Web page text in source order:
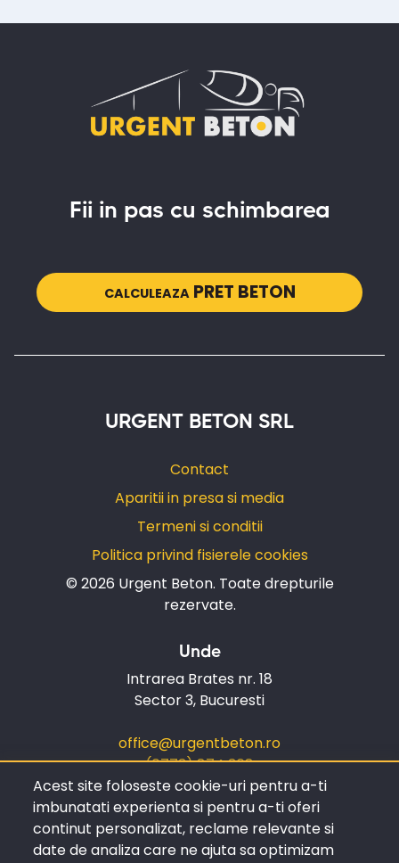
Fii in pas cu schimbarea
CALCULEAZAPRET BETON
URGENT BETON SRL
Contact
Aparitii in presa si media
Termeni si conditii
Politica privind fisierele cookies
© 2026 Urgent Beton. Toate drepturile
rezervate.
Unde
Intrarea Brates nr. 18
Sector 3, Bucuresti
office@urgentbeton.ro
(0773) 874 368
Comanda
Beton Bucuresti
Acest site foloseste cookie-uri pentru a-ti
imbunatati experienta si pentru a-ti oferi
continut personalizat, reclame relevante si
date de analiza care ne ajuta sa optimizam